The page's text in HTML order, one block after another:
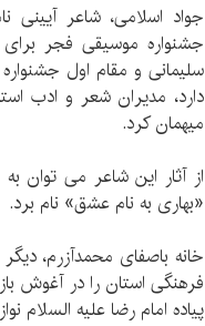
جواد اسلامی، شاعر
جشنواره موسیقی فجر
سلیمانی و مقام اول
دارد، مدیران شعر و ادب
میهمان کرد.
از آثار این شاعر می
«بهاری به نام عشق» نام برد.
خانه باصفای محمدآزرم،
فرهنگی استان را در آغوش
پیاده امام رضا علیه السلام